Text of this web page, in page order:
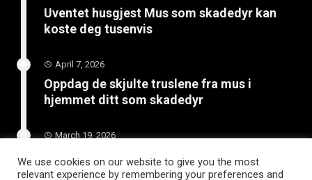
Uventet husgjest Mus som skadedyr kan
koste deg tusenvis
April 7, 2026
Oppdag de skjulte truslene fra mus i
hjemmet ditt som skadedyr
March 19, 2026
Slik vedlikeholder du tilhengeren for
langvarig bruk
We use cookies on our website to give you the most
relevant experience by remembering your preferences and